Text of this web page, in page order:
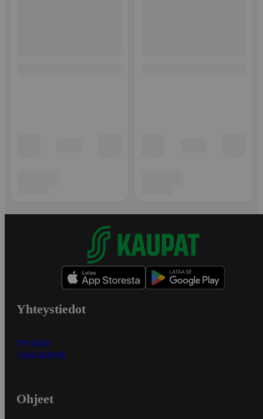
Yhteystiedot
Myymälät
Asiakaspalvelu
Ohjeet